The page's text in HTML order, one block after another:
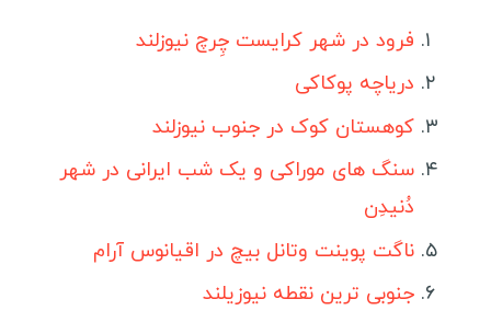
ویزا
ویزا کشورهای اروپایی
ویزا کشورهای آفریقایی
ویزا کشورهای اقیانوسیه
فرود در شهر کرایست چِرچ نیوزلند
دریاچه پوکاکی
کوهستان کوک در جنوب نیوزلند
سنگ های موراکی و یک شب ایرانی در شهر
دُنیدِن
ناگت پوینت وتانل بیچ در اقیانوس آرام
جنوبی ترین نقطه نیوزیلند